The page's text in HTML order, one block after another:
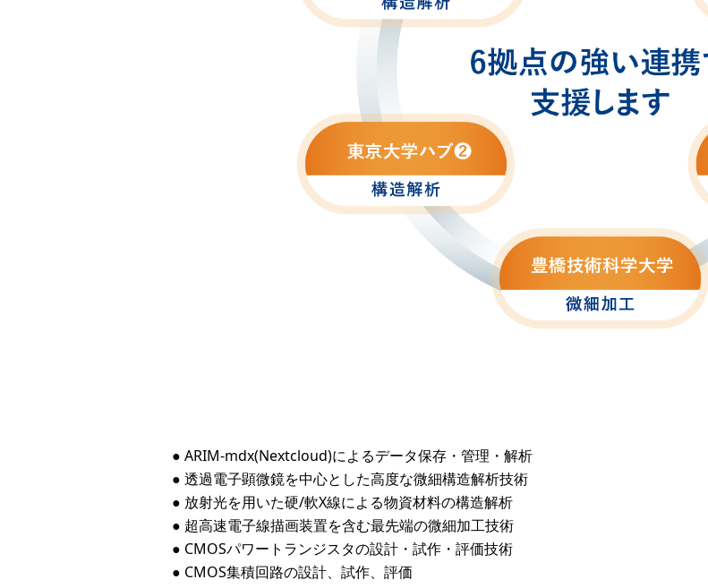
● ARIM-mdx(Nextcloud)によるデータ保存・管理・解析
● 透過電子顕微鏡を中心とした高度な微細構造解析技術
● 放射光を用いた硬/軟X線による物資材料の構造解析
● 超高速電子線描画装置を含む最先端の微細加工技術
● CMOSパワートランジスタの設計・試作・評価技術
● CMOS集積回路の設計、試作、評価